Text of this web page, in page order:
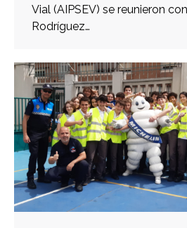
Vial (AIPSEV) se reunieron
Rodríguez…